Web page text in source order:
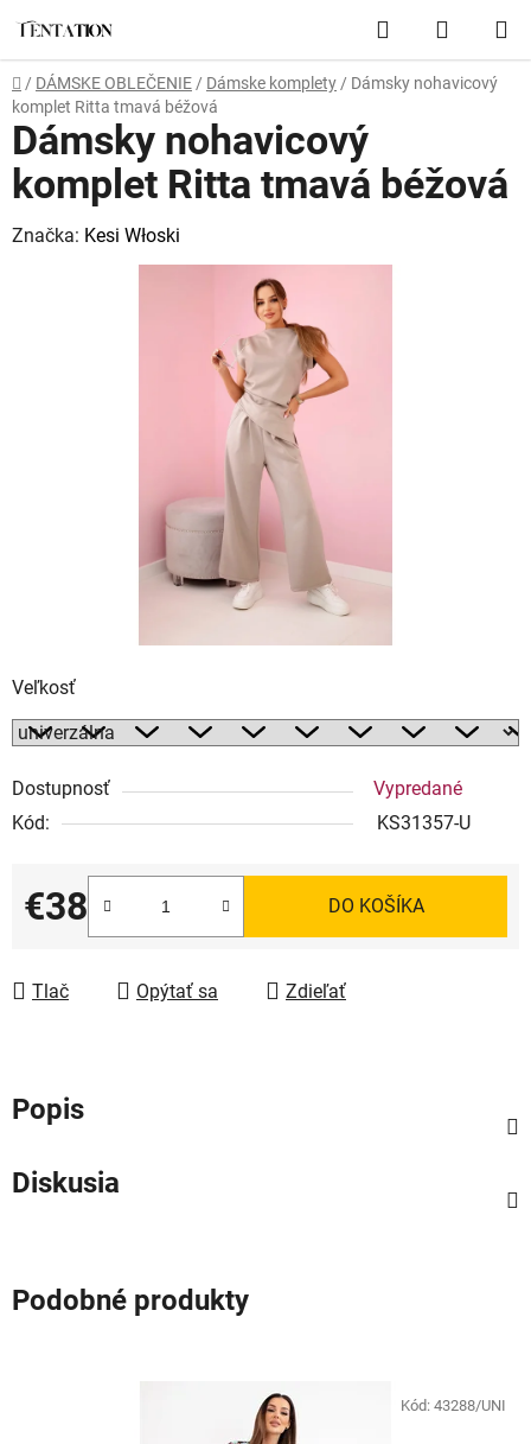
obsah
Hľadať
KOŠÍK
Domov
/ DÁMSKE OBLEČENIE / Dámske komplety / Dámsky nohavicový
komplet Ritta tmavá béžová
Veľkosť
Dostupnosť
Vypredané
Kód:
KS31357-U
€38
Jednotková cena:
DO KOŠÍKA
Tlač Opýtať sa Zdieľať
Dámsky nohavicový
komplet Ritta tmavá béžová
Značka: Kesi Włoski
Popis
Diskusia
Podobné produkty
Kód: 43288/UNI